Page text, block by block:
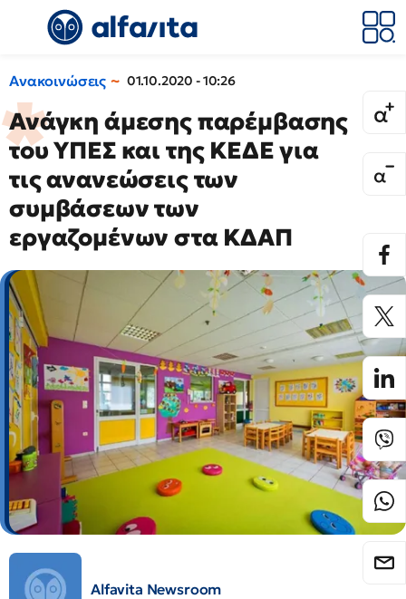
Ανακοινώσεις 01.10.2020 - 10:26
Ανάγκη άμεσης παρέμβασης
του ΥΠΕΣ και της ΚΕΔΕ για
τις ανανεώσεις των
συμβάσεων των
εργαζομένων στα ΚΔΑΠ
Alfavita Newsroom